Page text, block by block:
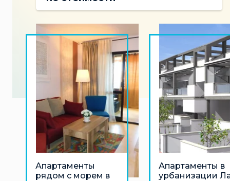
Апартаменты
рядом с морем в
Апартаменты в
урбанизации